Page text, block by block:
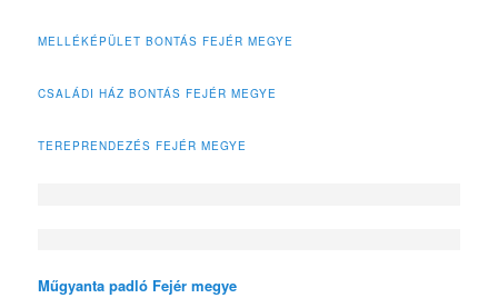
MELLÉKÉPÜLET BONTÁS FEJÉR MEGYE
CSALÁDI HÁZ BONTÁS FEJÉR MEGYE
TEREPRENDEZÉS FEJÉR MEGYE
Műgyanta padló Fejér megye